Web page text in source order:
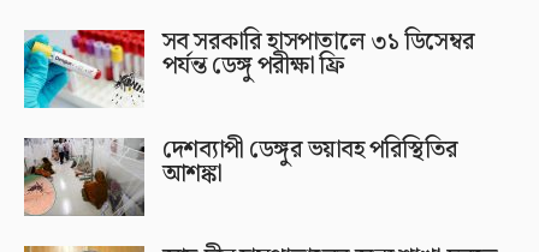
সব সরকারি হাসপাতালে ৩১ ডিসেম্বর
পর্যন্ত ডেঙ্গু পরীক্ষা ফ্রি
দেশব্যাপী ডেঙ্গুর ভয়াবহ পরিস্থিতির
আশঙ্কা